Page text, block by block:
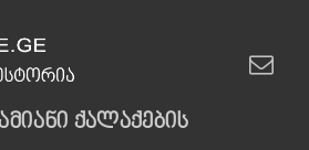
ქალაქების